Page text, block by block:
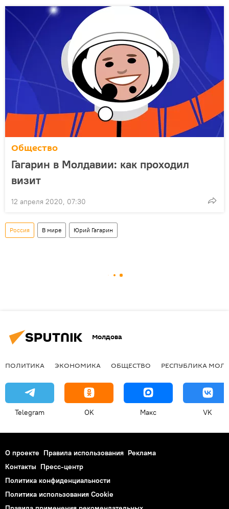
Общество
Гагарин в Молдавии: как проходил
визит
12 апреля 2020, 07:30
Россия В мире Юрий Гагарин
Молдова
ПОЛИТИКА ЭКОНОМИКА ОБЩЕСТВО РЕСПУБЛИКА
Telegram OK Макс VK
О проекте Правила использования Реклама
Контакты Пресс-центр
Политика конфиденциальности
Политика использования Cookie